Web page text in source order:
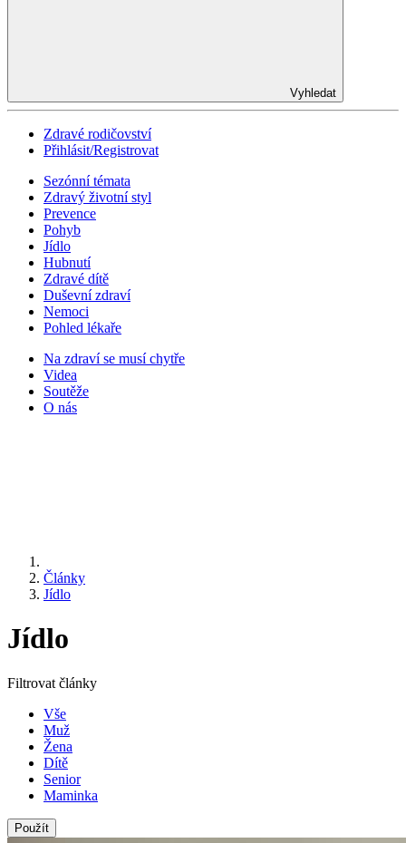
Vyhledat
Zdravé rodičovství
Přihlásit/Registrovat
Sezónní témata
Zdravý životní styl
Prevence
Pohyb
Jídlo
Hubnutí
Zdravé dítě
Duševní zdraví
Nemoci
Pohled lékaře
Na zdraví se musí chytře
Videa
Soutěže
O nás
Články
Jídlo
Jídlo
Filtrovat články
Vše
Muž
Žena
Dítě
Senior
Maminka